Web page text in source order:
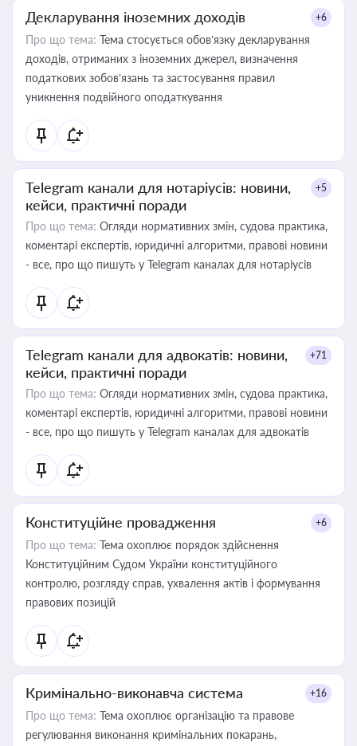
Декларування іноземних доходів +6
Про що тема: Тема стосується обов’язку декларування
доходів, отриманих з іноземних джерел, визначення
податкових зобов’язань та застосування правил
уникнення подвійного оподаткування
Telegram канали для нотаріусів: новини,
кейси, практичні поради
+5
Про що тема: Огляди нормативних змін, судова практика,
коментарі експертів, юридичні алгоритми, правові новини
- все, про що пишуть у Telegram каналах для нотаріусів
Telegram канали для адвокатів: новини,
кейси, практичні поради
+71
Про що тема: Огляди нормативних змін, судова практика,
коментарі експертів, юридичні алгоритми, правові новини
- все, про що пишуть у Telegram каналах для адвокатів
Конституційне провадження +6
Про що тема: Тема охоплює порядок здійснення
Конституційним Судом України конституційного
контролю, розгляду справ, ухвалення актів і формування
правових позицій
Кримінально-виконавча система +16
Про що тема: Тема охоплює організацію та правове
регулювання виконання кримінальних покарань,